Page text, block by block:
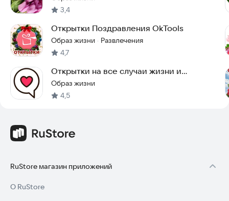
3,4
Открытки Поздравления OkTools
Образ жизни · Развлечения
4,7
Открытки на все случаи жизни и
поздравления
Образ жизни
4,5
RuStore магазин приложений
О RuStore